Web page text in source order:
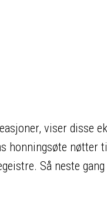
viser disse
honningsøte nøtter
Så neste